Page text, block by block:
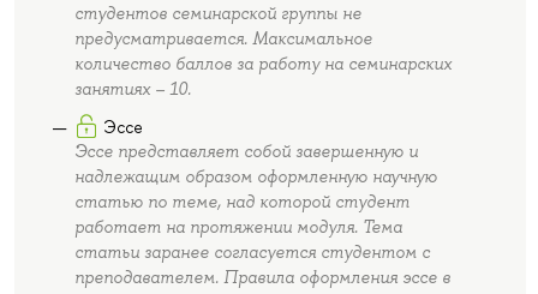
студентов семинарской группы не
предусматривается. Максимальное
количество баллов за работу на семинарских
занятиях – 10.
Эссе
Эссе представляет собой завершенную и
надлежащим образом оформленную научную
статью по теме, над которой студент
работает на протяжении модуля. Тема
статьи заранее согласуется студентом с
преподавателем. Правила оформления эссе в